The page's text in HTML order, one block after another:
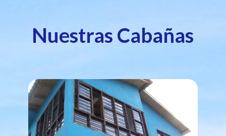
Nuestras Cabañas